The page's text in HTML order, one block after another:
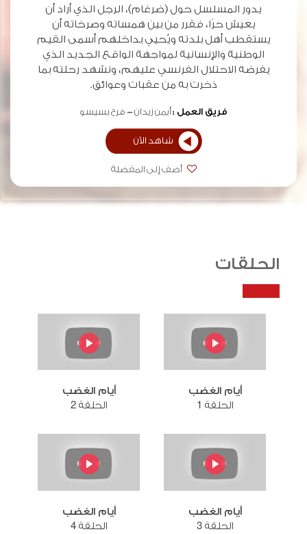
يدور المسلسل حول (ضرغام)، الرجل الذي أراد أن
يعيش حرًا، فقرر من بين همساته وصرخاته أن
يستقطب أهل بلدته ويُحيي بداخلهم أسمى القيم
الوطنية والإنسانية لمواجهة الواقع الجديد الذي
يفرضه الاحتلال الفرنسي عليهم، ونشهد رحلته بما
ذخرت به من عقبات وعوائق.
فريق العمل :أيمن زيدان فرح بسيسو
شاهد الآن
أضف إلى المفضلة
الحلقات
أيام الغضب
الحلقة 1
أيام الغضب
الحلقة 2
أيام الغضب
الحلقة 3
أيام الغضب
الحلقة 4